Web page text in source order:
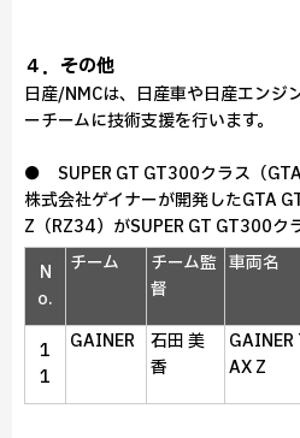
４．その他
日産/NMCは、日産車や日産エンジ
ーチームに技術支援を行います。
● SUPER GT GT300クラス（GTA
株式会社ゲイナーが開発したGTA
Z（RZ34）がSUPER GT GT300ク
N
o.
チーム
チーム監
督
車両名
1
1
GAINER
石田 美
香
GAINER
AX Z